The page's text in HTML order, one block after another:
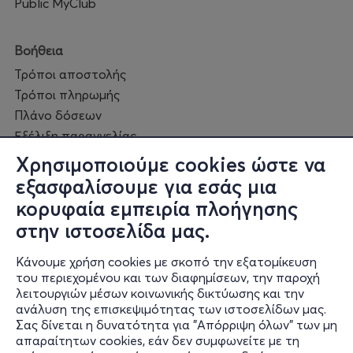
Χρησιμοποιούμε cookies ώστε να
εξασφαλίσουμε για εσάς μια
κορυφαία εμπειρία πλοήγησης
στην ιστοσελίδα μας.
Κάνουμε χρήση cookies με σκοπό την εξατομίκευση
του περιεχομένου και των διαφημίσεων, την παροχή
λειτουργιών μέσων κοινωνικής δικτύωσης και την
ανάλυση της επισκεψιμότητας των ιστοσελίδων μας.
Σας δίνεται η δυνατότητα για "Απόρριψη όλων" των μη
απαραίτητων cookies, εάν δεν συμφωνείτε με τη
Έργο βασισμένο στην ομώνυμη ιστορία του Prosper
Mérimée
Μουσική: Georges Bizet
Χορογραφία: Agnese Omodei Sale & Federico Veratti
Σκηνικά: Marco Pesta
Καλλιτεχνική Διεύθυνση: Carlo Pesta
ΠΡΟΠΩΛΗΣΗ MORE.COM
Public MyClub
Βοήθεια
Τρόποι αποστολής
Τρόποι πληρωμής
Πλάνο δόσεων
Εξέλιξη παραγγελίας
Πορεία επισκευής
Συχνές ερωτήσεις και
επικοινωνία
Ο online κόσμος μας
Public GR
Public CY
Publicbusiness.gr
Public + home
Book Friends